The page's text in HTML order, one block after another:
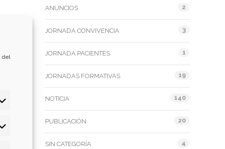
del
ANUNCIOS 2
JORNADA CONVIVENCIA 3
JORNADA PACIENTES 1
JORNADAS FORMATIVAS 19
NOTICIA 140
PUBLICACIÓN 20
SIN CATEGORÍA 4